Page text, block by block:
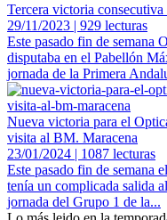
Tercera victoria
29/11/2023 | 929 lecturas
Este pasado fin de semana
disputaba en el Pabellón
jornada de la Primera
Nueva victoria para el
visita al BM. Maracena
23/01/2024 | 1087 lecturas
Este pasado fin de semana
tenía un complicada salida
jornada del Grupo 1 de la...